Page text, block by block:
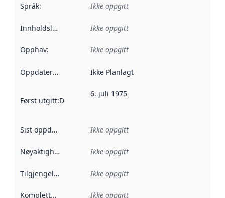
Språk: Ikke oppgitt
Innholdsleverandører :
Ikke oppgitt
Opphav: Ikke oppgitt
Oppdateringsfrekvens :
Ikke Planlagt
Først utgitt:Denne datoen sier når dataene i dette
6. juli 1975
Sist oppdatert Ikke oppgitt
Nøyaktighet Ikke oppgitt
Tilgjengelighet Ikke oppgitt
Kompletthet Ikke oppgitt